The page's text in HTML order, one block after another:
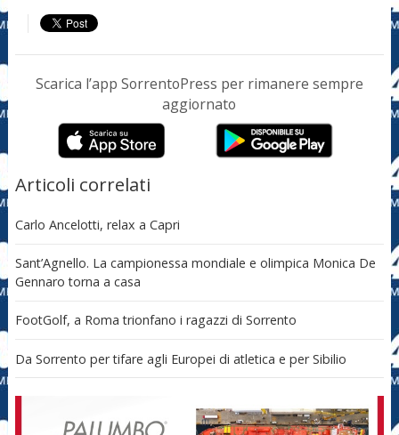
Scarica l’app SorrentoPress per rimanere sempre
aggiornato
Articoli correlati
Carlo Ancelotti, relax a Capri
Sant’Agnello. La campionessa mondiale e olimpica Monica De
Gennaro torna a casa
FootGolf, a Roma trionfano i ragazzi di Sorrento
Da Sorrento per tifare agli Europei di atletica e per Sibilio